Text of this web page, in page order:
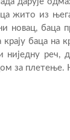
жито из
новац, баца
крају баца на
ниједну
за плетење.